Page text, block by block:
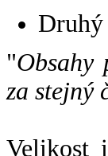
"Obsahy
za stejný
Velikost